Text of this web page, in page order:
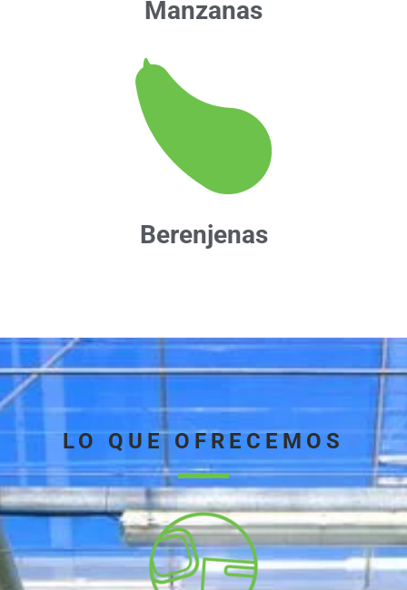
Manzanas
Berenjenas
LO QUE OFRECEMOS